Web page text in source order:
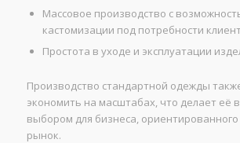
Массовое производство с
кастомизации под потребности
Простота в уходе и эксплуатации
Производство стандартной одежды
экономить на масштабах, что делает её
выбором для бизнеса,
рынок.